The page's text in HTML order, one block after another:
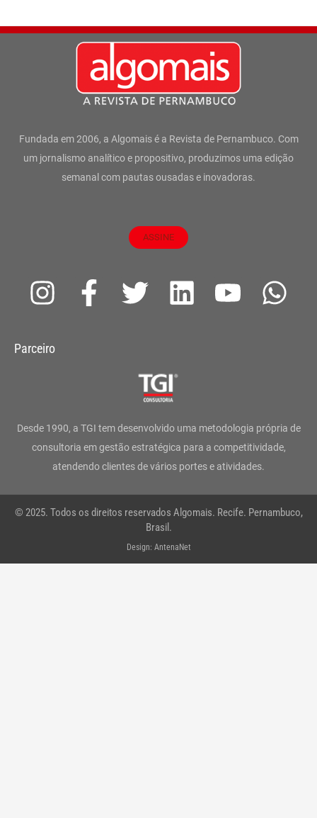
Fundada em 2006, a Algomais é a Revista de Pernambuco. Com
um jornalismo analítico e propositivo, produzimos uma edição
semanal com pautas ousadas e inovadoras.
ASSINE
I
s
g
r
a
m
F
a
o
o
k
-
T
t
e
r
L
d
i
n
Y
b
e
W
a
p
Parceiro
Desde 1990, a TGI tem desenvolvido uma metodologia própria de
consultoria em gestão estratégica para a competitividade,
atendendo clientes de vários portes e atividades.
© 2025. Todos os direitos reservados Algomais. Recife. Pernambuco,
Brasil.
Design: AntenaNet